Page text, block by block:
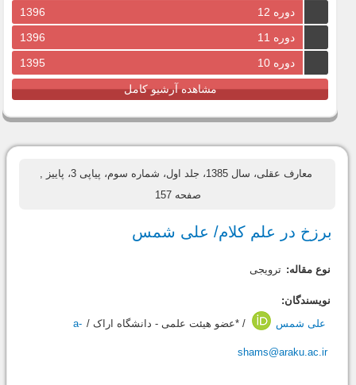
دوره 12
1396
دوره 11
1396
دوره 10
1395
مشاهده آرشیو کامل
معارف عقلی، سال 1385، جلد اول، شماره سوم، پیاپی 3، پاییز
,
صفحه 157
برزخ در علم کلام/ على شمس
نوع مقاله: ترویجی
نویسندگان:
علی شمس
/ *عضو هیئت علمی - دانشگاه اراک / a-
shams@araku.ac.ir